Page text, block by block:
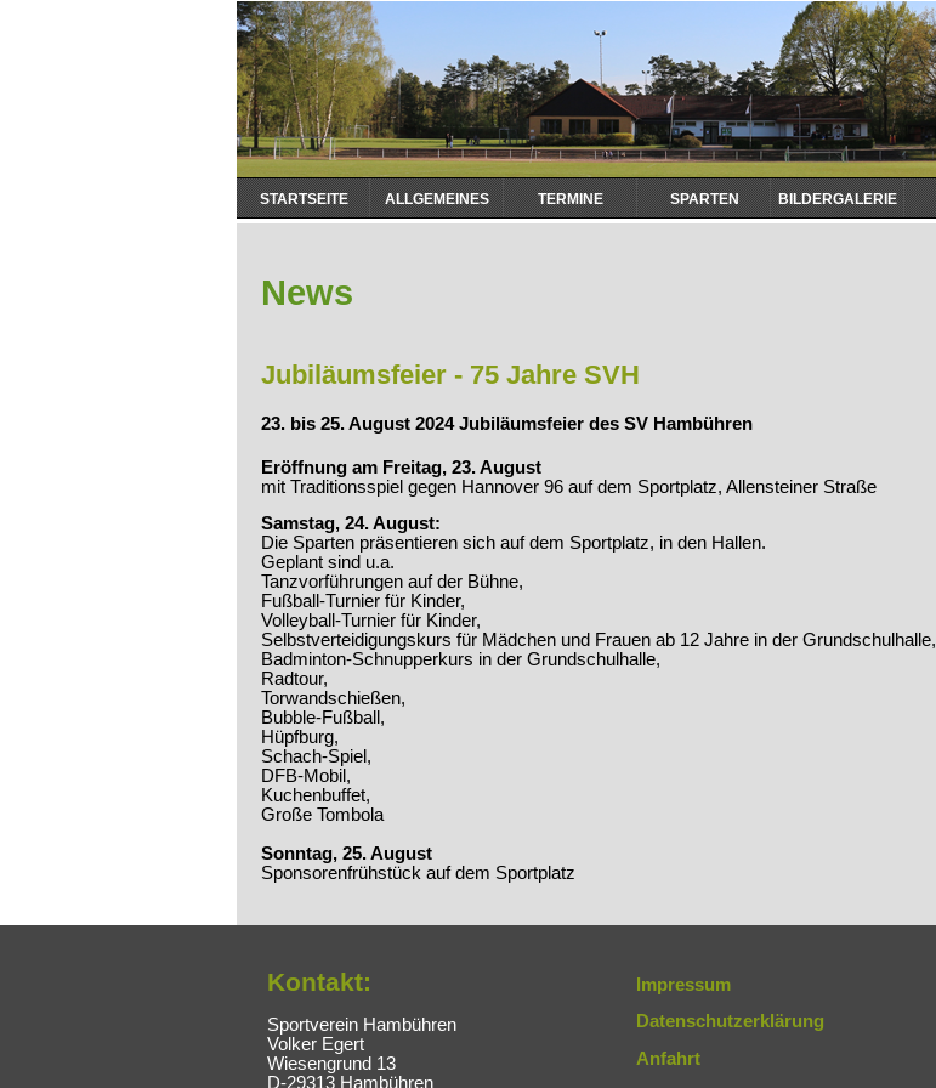
Navigation
überspringen
STARTSEITE ALLGEMEINES TERMINE SPARTEN BILDERGALERIE
News
Jubiläumsfeier - 75 Jahre SVH
23. bis 25. August 2024 Jubiläumsfeier des SV Hambühren
Eröffnung am Freitag, 23. August
mit Traditionsspiel gegen Hannover 96 auf dem Sportplatz, Allensteiner Straße
Samstag, 24. August:
Die Sparten präsentieren sich auf dem Sportplatz, in den Hallen.
Geplant sind u.a.
Tanzvorführungen auf der Bühne,
Fußball-Turnier für Kinder,
Volleyball-Turnier für Kinder,
Selbstverteidigungskurs für Mädchen und Frauen ab 12 Jahre in der Grundschulhalle,
Badminton-Schnupperkurs in der Grundschulhalle,
Radtour,
Torwandschießen,
Bubble-Fußball,
Hüpfburg,
Schach-Spiel,
DFB-Mobil,
Kuchenbuffet,
Große Tombola
Sonntag, 25. August
Sponsorenfrühstück auf dem Sportplatz
Kontakt:
Sportverein Hambühren
Volker Egert
Wiesengrund 13
D-29313 Hambühren
Impressum
Datenschutzerklärung
Anfahrt